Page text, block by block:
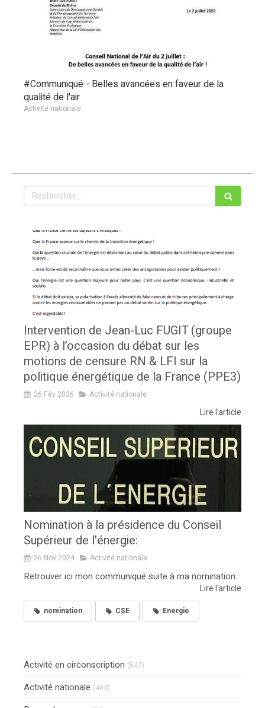
#Communiqué - Belles avancées en faveur de la
qualité de l'air
Activité nationale
Rechercher
Intervention de Jean-Luc FUGIT (groupe
EPR) à l’occasion du débat sur les
motions de censure RN & LFI sur la
politique énergétique de la France (PPE3)
26 Fév 2026 Activité nationale
Lire l'article
Nomination à la présidence du Conseil
Supérieur de l'énergie:
26 Nov 2024 Activité nationale
Retrouver ici mon communiqué suite à ma nomination:
Lire l'article
nomination CSE Energie
Activité en circonscription (547)
Activité nationale (483)